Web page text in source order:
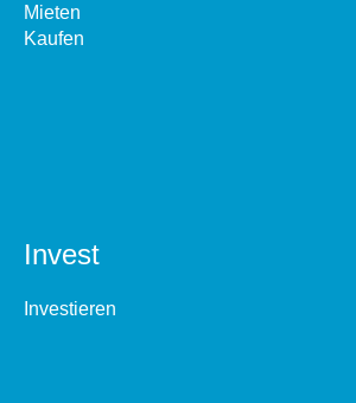
Mieten
Kaufen
Invest
Investieren